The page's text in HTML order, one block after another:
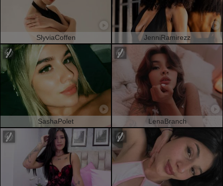
SlyviaCoffen JenniRamirezz
SashaPolet LenaBranch